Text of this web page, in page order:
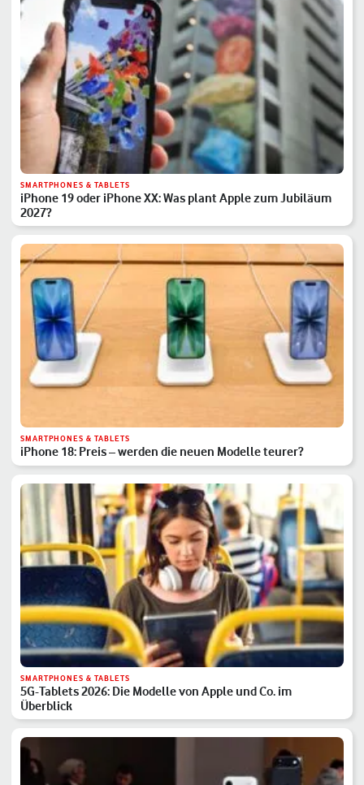
SMARTPHONES & TABLETS
iPhone 19 oder iPhone XX: Was plant Apple zum Jubiläum
2027?
SMARTPHONES & TABLETS
iPhone 18: Preis – werden die neuen Modelle teurer?
SMARTPHONES & TABLETS
5G-Tablets 2026: Die Modelle von Apple und Co. im
Überblick